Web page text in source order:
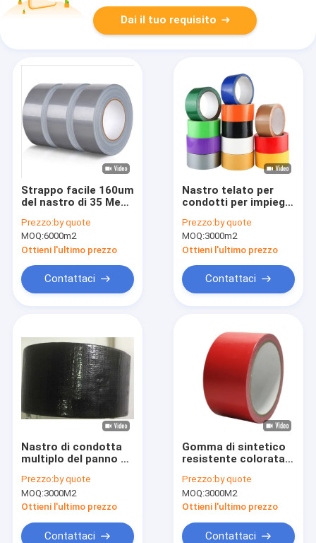
Dai il tuo requisito
Strappo facile 160um
del nastro di 35 Mesh
Duct
Prezzo:by quote
MOQ:6000m2
Ottieni l'ultimo prezzo
Contattaci
Nastro telato per
condotti per impieghi
180um
Prezzo:by quote
MOQ:3000m2
Ottieni l'ultimo prezzo
Contattaci
Nastro di condotta
multiplo del panno di
Prezzo:by quote
MOQ:3000M2
Ottieni l'ultimo prezzo
Contattaci
Gomma di sintetico
resistente colorata
condotta del panno
dello strappo facile
decorativa
Prezzo:by quote
MOQ:3000M2
Ottieni l'ultimo prezzo
Contattaci